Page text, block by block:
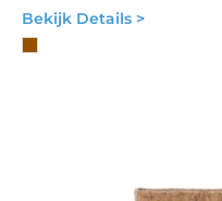
Bekijk Details >